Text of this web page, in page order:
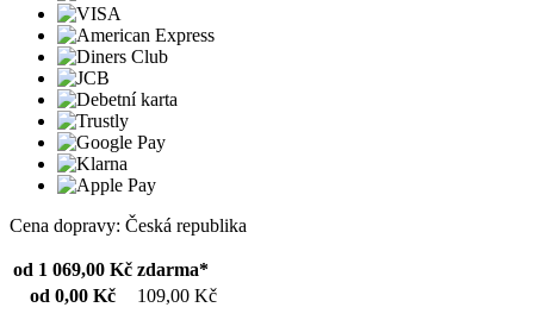
Cena dopravy: Česká republika
od 1 069,00 Kč zdarma*
od 0,00 Kč
109,00 Kč